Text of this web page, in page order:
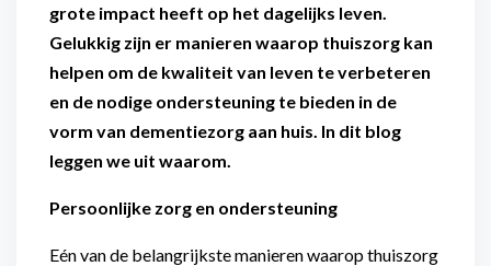
grote impact heeft op het dagelijks leven.
Gelukkig zijn er manieren waarop thuiszorg kan
helpen om de kwaliteit van leven te verbeteren
en de nodige ondersteuning te bieden in de
vorm van dementiezorg aan huis. In dit blog
leggen we uit waarom.
Persoonlijke zorg en ondersteuning
Eén van de belangrijkste manieren waarop thuiszorg